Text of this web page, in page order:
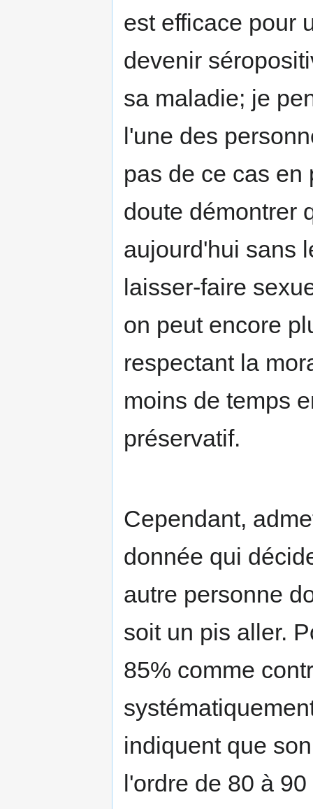
est efficace pour
devenir
sa maladie; je
l'une des
pas de ce cas en
doute démontrer
aujourd'hui sans
laisser-faire
on peut encore
respectant la
moins de temps
préservatif.
Cependant,
donnée qui
autre personne
soit un pis aller.
85% comme
indiquent que
l'ordre de 80 à